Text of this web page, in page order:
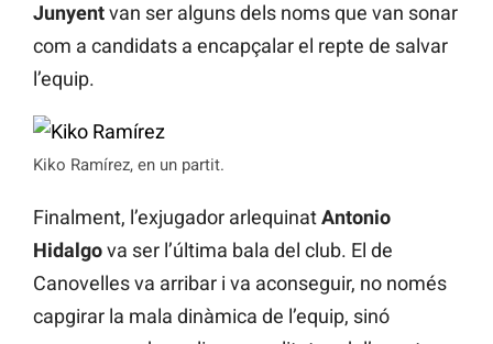
Junyentvan ser alguns dels noms que van sonar
com a candidats a encapçalar el repte de salvar
l’equip.
Kiko Ramírez, en un partit.
Finalment, l’exjugador arlequinatAntonio
Hidalgova ser l’última bala del club. El de
Canovelles va arribar i va aconseguir, no només
capgirar la mala dinàmica de l’equip, sinó